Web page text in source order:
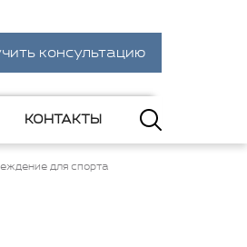
консультацию
КОНТАКТЫ
для спорта